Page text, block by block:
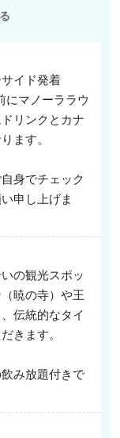
合があります
供します。
み揚げ）、豚挽き肉と
ゴー、タイ伝統スイー
イド発着
にマノーララウ
リンクとカナ
ます。
身でチェック
申し上げま
の観光スポッ
暁の寺）や王
伝統的なタイ
きます。
み放題付きで